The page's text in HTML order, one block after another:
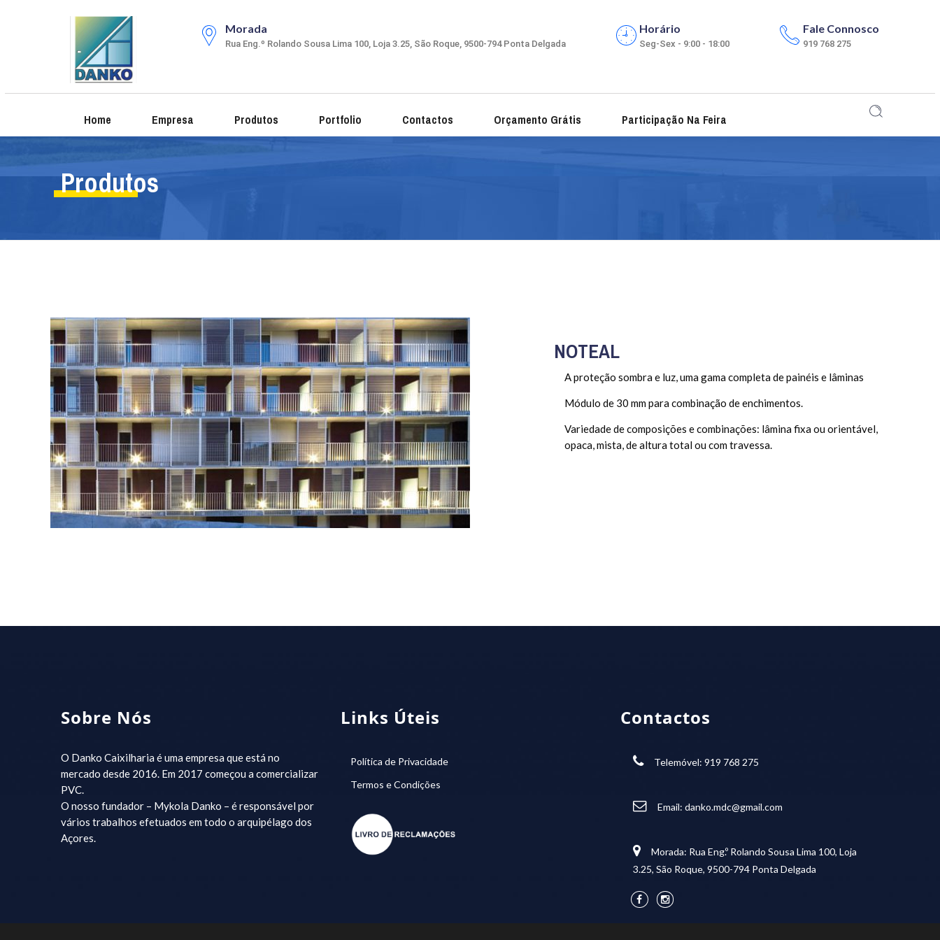
Morada
Rua Eng.º Rolando Sousa Lima 100, Loja 3.25, São Roque, 9500-794 Ponta Delgada
Horário
Seg-Sex - 9:00 - 18:00
Fale Connosco
919 768 275
Home Empresa Produtos Portfolio Contactos Orçamento Grátis Participação Na Feira
Produtos
NOTEAL
A proteção sombra e luz, uma gama completa de painéis e lâminas
Módulo de 30 mm para combinação de enchimentos.
Variedade de composições e combinações: lâmina fixa ou orientável,
opaca, mista, de altura total ou com travessa.
Sobre Nós
O Danko Caixilharia é uma empresa que está no
mercado desde 2016. Em 2017 começou a comercializar
PVC.
O nosso fundador – Mykola Danko – é responsável por
vários trabalhos efetuados em todo o arquipélago dos
Açores.
Links Úteis
Política de Privacidade
Termos e Condições
Contactos
Telemóvel: 919 768 275
Email: danko.mdc@gmail.com
Morada: Rua Eng.º Rolando Sousa Lima 100, Loja
3.25, São Roque, 9500-794 Ponta Delgada